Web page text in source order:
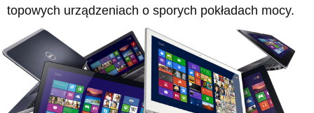
topowych urządzeniach o sporych pokładach mocy.